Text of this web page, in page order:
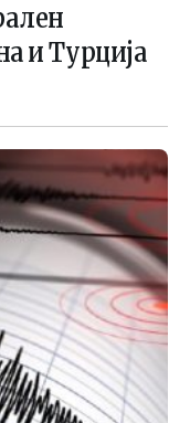
и Турција